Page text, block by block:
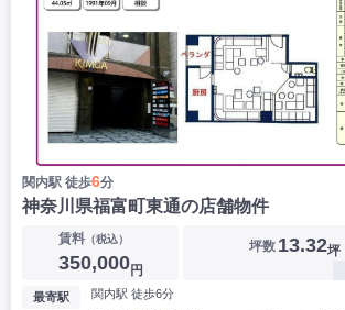
関内駅 徒歩6分
神奈川県福富町東通の店舗物件
賃料（税込）
350,000円
坪数 13.32坪
最寄駅 関内駅 徒歩6分